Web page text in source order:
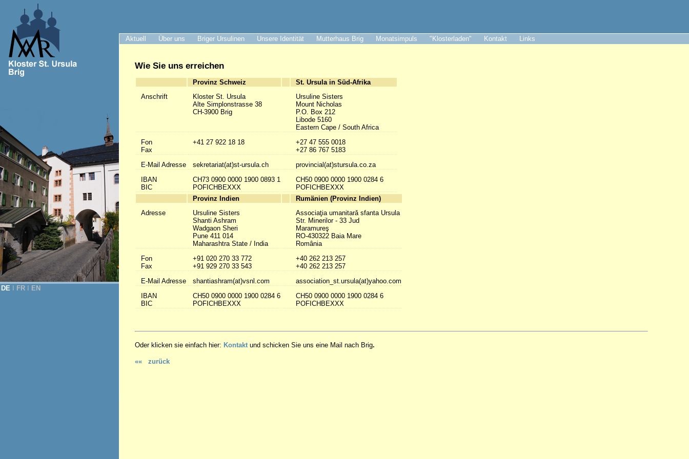
Aktuell Über uns Briger Ursulinen Unsere Identität Mutterhaus Brig Monatsimpuls "Klosterladen" Kontakt Links
DE FR EN
Wie Sie uns erreichen
Provinz Schweiz
St. Ursula in Süd-Afrika
Anschrift
Kloster St. Ursula
Alte Simplonstrasse 38
CH-3900 Brig
Ursuline Sisters
Mount Nicholas
P.O. Box 212
Libode 5160
Eastern Cape / South Africa
Fon
Fax
+41 27 922 18 18
+27 47 555 0018
+27 86 767 5183
E-Mail Adresse
sekretariat(at)st-ursula.ch
provincial(at)stursula.co.za
IBAN
BIC
CH73 0900 0000 1900 0893 1
POFICHBEXXX
CH50 0900 0000 1900 0284 6
POFICHBEXXX
Provinz Indien
Rumänien (Provinz Indien)
Adresse
Ursuline Sisters
Shanti Ashram
Wadgaon Sheri
Pune 411 014
Maharashtra State / India
Associaţia umanitarǎ sfanta Ursula
Str. Minerilor - 33 Jud
Maramureş
RO-430322 Baia Mare
România
Fon
Fax
+91 020 270 33 772
+91 929 270 33 543
+40 262 213 257
+40 262 213 257
E-Mail Adresse
shantiashram(at)vsnl.com
association_st.ursula(at)yahoo.com
IBAN
BIC
CH50 0900 0000 1900 0284 6
POFICHBEXXX
CH50 0900 0000 1900 0284 6
POFICHBEXXX
Oder klicken sie einfach hier: Kontakt und schicken Sie uns eine Mail nach Brig.
«« zurück